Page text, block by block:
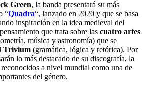
Green, la banda presentará su más
“Quadra“, lanzado en 2020 y que se basa
inspiración en la idea medieval del
que trata sobre las cuatro artes
música y astronomía) que se
Trivium (gramática, lógica y retórica). Por
lo más destacado de su discografía, la
a nivel mundial como una de
del género.